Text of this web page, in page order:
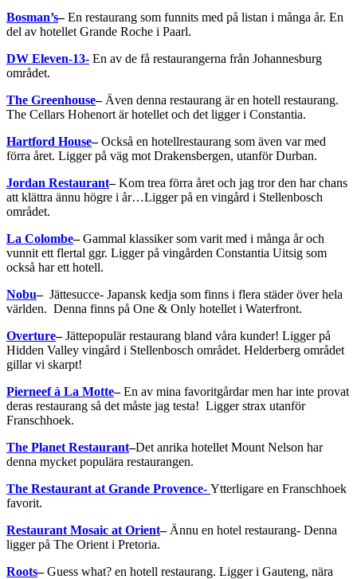
Bosman’s–En restaurang som funnits med på listan i många år. En
del av hotellet Grande Roche i Paarl.
DW Eleven-13- En av de få restaurangerna från Johannesburg
området.
The Greenhouse–Även denna restaurang är en hotell restaurang.
The Cellars Hohenort är hotellet och det ligger i Constantia.
Hartford House–Också en hotellrestaurang som även var med
förra året. Ligger på väg mot Drakensbergen, utanför Durban.
Jordan Restaurant–Kom trea förra året och jag tror den har chans
att klättra ännu högre i år…Ligger på en vingård i Stellenbosch
området.
La Colombe–Gammal klassiker som varit med i många år och
vunnit ett flertal ggr. Ligger på vingården Constantia Uitsig som
också har ett hotell.
Nobu–Jättesucce- Japansk kedja som finns i flera städer över hela
världen. Denna finns på One & Only hotellet i Waterfront.
Overture–Jättepopulär restaurang bland våra kunder! Ligger på
Hidden Valley vingård i Stellenbosch området. Helderberg området
gillar vi skarpt!
Pierneef à La Motte–En av mina favoritgårdar men har inte provat
deras restaurang så det måste jag testa! Ligger strax utanför
Franschhoek.
The Planet Restaurant–Det anrika hotellet Mount Nelson har
denna mycket populära restaurangen.
The Restaurant at Grande Provence- Ytterligare en Franschhoek
favorit.
Restaurant Mosaic at Orient–Ännu en hotel restaurang- Denna
ligger på The Orient i Pretoria.
Roots–Guess what? en hotell restaurang. Ligger i Gauteng, nära